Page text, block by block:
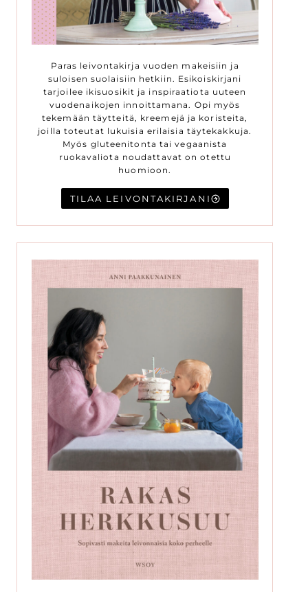
Paras leivontakirja vuoden makeisiin ja
suloisen suolaisiin hetkiin. Esikoiskirjani
tarjoilee ikisuosikit ja inspiraatiota uuteen
vuodenaikojen innoittamana. Opi myös
tekemään täytteitä, kreemejä ja koristeita,
joilla toteutat lukuisia erilaisia täytekakkuja.
Myös gluteenitonta tai vegaanista
ruokavaliota noudattavat on otettu
huomioon.
TILAA LEIVONTAKIRJANI